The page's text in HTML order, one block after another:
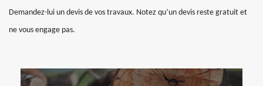
Demandez-lui un devis de vos travaux. Notez qu’un devis reste gratuit et
ne vous engage pas.